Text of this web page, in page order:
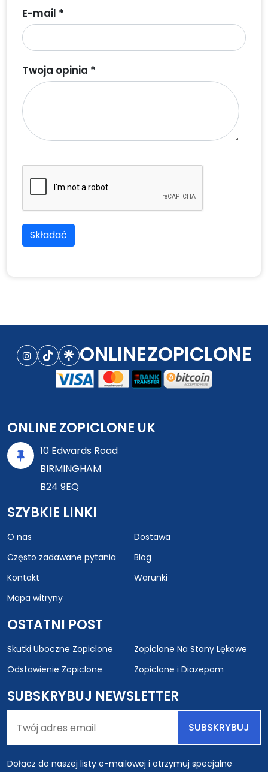
E-mail *
Twoja opinia *
Składać
ONLINEZOPICLONE
ONLINE ZOPICLONE UK
10 Edwards Road
BIRMINGHAM
B24 9EQ
SZYBKIE LINKI
O nas
Dostawa
Często zadawane pytania
Blog
Kontakt
Warunki
Mapa witryny
OSTATNI POST
Skutki Uboczne Zopiclone
Zopiclone Na Stany Lękowe
Odstawienie Zopiclone
Zopiclone i Diazepam
SUBSKRYBUJ NEWSLETTER
SUBSKRYBUJ
Dołącz do naszej listy e-mailowej i otrzymuj specjalne